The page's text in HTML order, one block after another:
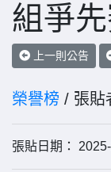
組爭
上一則公告
榮譽榜 / 張貼
張貼日期：